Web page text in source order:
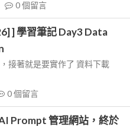
0個留言
] 學習筆記 Day3 Data
接著就是要實作了 資料下載
0個留言
Prompt 管理網站，終於